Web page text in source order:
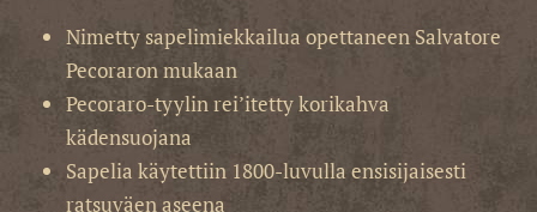
Nimetty sapelimiekkailua opettaneen Salvatore
Pecoraron mukaan
Pecoraro-tyylin rei’itetty korikahva
kädensuojana
Sapelia käytettiin 1800-luvulla ensisijaisesti
ratsuväen aseena